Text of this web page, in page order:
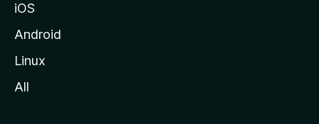
o
z
l
iOS
Android
Linux
All